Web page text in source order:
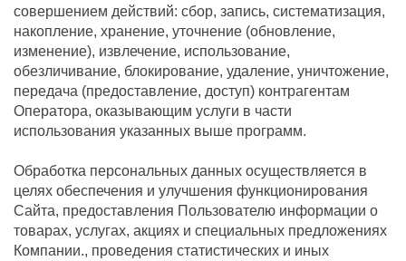
совершением действий: сбор, запись, систематизация,
накопление, хранение, уточнение (обновление,
изменение), извлечение, использование,
обезличивание, блокирование, удаление, уничтожение,
передача (предоставление, доступ) контрагентам
Оператора, оказывающим услуги в части
использования указанных выше программ.
Обработка персональных данных осуществляется в
целях обеспечения и улучшения функционирования
Сайта, предоставления Пользователю информации о
товарах, услугах, акциях и специальных предложениях
Компании., проведения статистических и иных